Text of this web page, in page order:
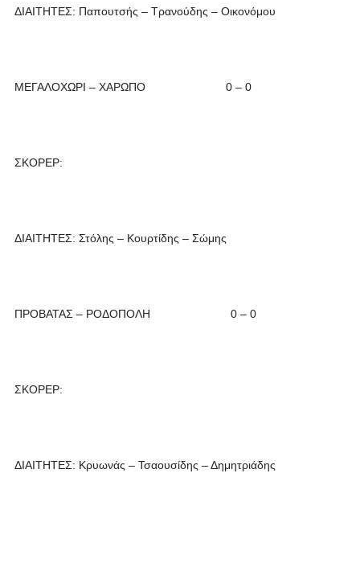
ΔΙΑΙΤΗΤΕΣ: Παπουτσής – Τρανούδης – Οικονόμου
ΜΕΓΑΛΟΧΩΡΙ – ΧΑΡΩΠΟ 0 – 0
ΣΚΟΡΕΡ:
ΔΙΑΙΤΗΤΕΣ: Στόλης – Κουρτίδης – Σώμης
ΠΡΟΒΑΤΑΣ – ΡΟΔΟΠΟΛΗ 0 – 0
ΣΚΟΡΕΡ:
ΔΙΑΙΤΗΤΕΣ: Κρυωνάς – Τσαουσίδης – Δημητριάδης